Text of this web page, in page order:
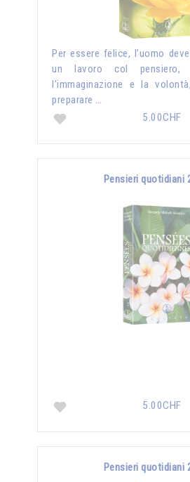
Per essere felice, l’uomo
un lavoro col pensiero,
l’immaginazione e la
preparare …
5.00CHF
Pensieri quotidiani
5.00CHF
Pensieri quotidiani